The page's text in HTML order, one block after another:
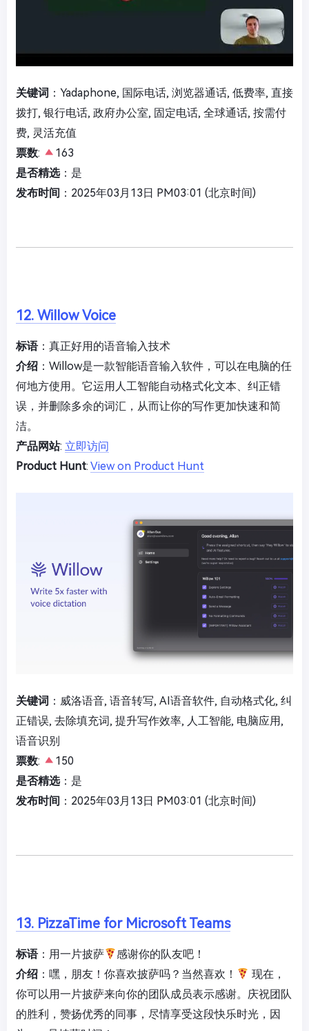
关键词 ：Yadaphone, 国际电话, 浏览器通话, 低费率, 直接
拨打, 银行电话, 政府办公室, 固定电话, 全球通话, 按需付
费, 灵活充值
票数:
163
是否精选：是
发布时间 ：2025年03月13日 PM03:01 (北京时间)
12. Willow Voice
标语：真正好用的语音输入技术
介绍 ：Willow是一款智能语音输入软件，可以在电脑的任
何地方使用。它运用人工智能自动格式化文本、纠正错
误，并删除多余的词汇，从而让你的写作更加快速和简
洁。
产品网站: 立即访问
Product Hunt: View on Product Hunt
关键词 ：威洛语音, 语音转写, AI语音软件, 自动格式化, 纠
正错误, 去除填充词, 提升写作效率, 人工智能, 电脑应用,
语音识别
票数:
150
是否精选：是
发布时间 ：2025年03月13日 PM03:01 (北京时间)
13. PizzaTime for Microsoft Teams
标语：用一片披萨
感谢你的队友吧！
介绍 ：嘿，朋友！你喜欢披萨吗？当然喜欢！
现在，
你可以用一片披萨来向你的团队成员表示感谢。庆祝团队
的胜利，赞扬优秀的同事，尽情享受这段快乐时光，因